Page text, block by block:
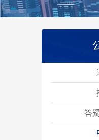
关于全国文
减灾社
中山火炬高
学食堂
中山火炬高
中山火炬开
2024-2025
中山火炬开
答
中山市卓